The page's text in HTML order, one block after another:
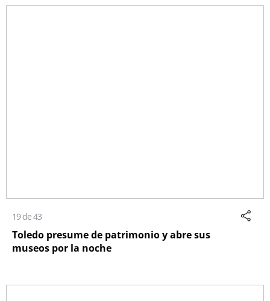
19 de 43
Toledo presume de patrimonio y abre sus
museos por la noche